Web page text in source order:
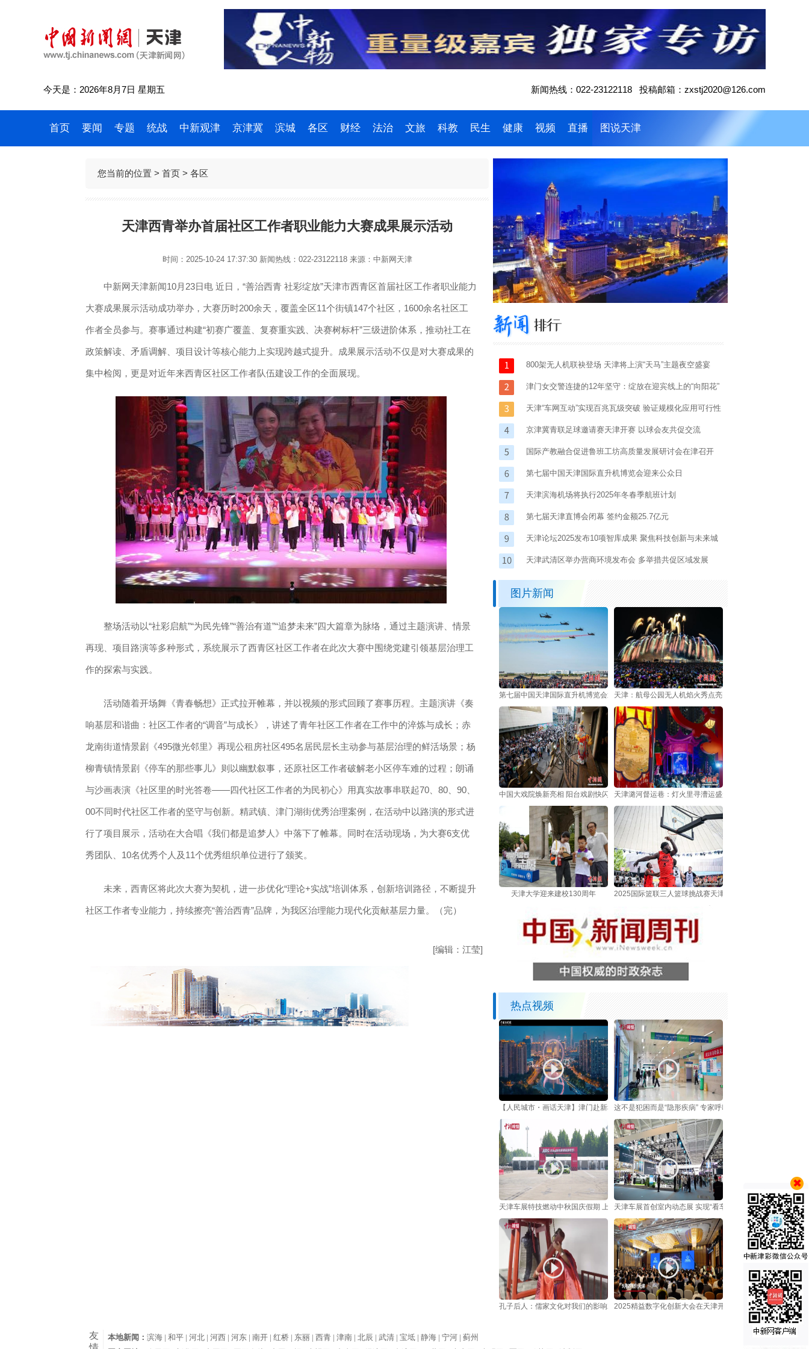
今天是：2026年8月7日 星期五 新闻热线：022-23122118 投稿邮箱：zxstj2020@126.com
首页 要闻 专题 统战 中新观津 京津冀 滨城 各区 财经 法治 文旅 科教 民生 健康 视频 直播 图说天津
您当前的位置 > 首页 > 各区
天津西青举办首届社区工作者职业能力大赛成果展示活动
时间：2025-10-24 17:37:30 新闻热线：022-23122118来源：中新网天津
中新网天津新闻10月23日电 近日，“善治西青 社彩绽放”天津市西青区首届社区工作者职业能力
大赛成果展示活动成功举办，大赛历时200余天，覆盖全区11个街镇147个社区，1600余名社区工
作者全员参与。赛事通过构建“初赛广覆盖、复赛重实践、决赛树标杆”三级进阶体系，推动社工在
政策解读、矛盾调解、项目设计等核心能力上实现跨越式提升。成果展示活动不仅是对大赛成果的
集中检阅，更是对近年来西青区社区工作者队伍建设工作的全面展现。
整场活动以“社彩启航”“为民先锋”“善治有道”“追梦未来”四大篇章为脉络，通过主题演讲、情景
再现、项目路演等多种形式，系统展示了西青区社区工作者在此次大赛中围绕党建引领基层治理工
作的探索与实践。
活动随着开场舞《青春畅想》正式拉开帷幕，并以视频的形式回顾了赛事历程。主题演讲《奏
响基层和谐曲：社区工作者的“调音”与成长》，讲述了青年社区工作者在工作中的淬炼与成长；赤
龙南街道情景剧《495微光邻里》再现公租房社区495名居民层长主动参与基层治理的鲜活场景；杨
柳青镇情景剧《停车的那些事儿》则以幽默叙事，还原社区工作者破解老小区停车难的过程；朗诵
与沙画表演《社区里的时光答卷——四代社区工作者的为民初心》用真实故事串联起70、80、90、
00不同时代社区工作者的坚守与创新。精武镇、津门湖街优秀治理案例，在活动中以路演的形式进
行了项目展示，活动在大合唱《我们都是追梦人》中落下了帷幕。同时在活动现场，为大赛6支优
秀团队、10名优秀个人及11个优秀组织单位进行了颁奖。
未来，西青区将此次大赛为契机，进一步优化“理论+实战”培训体系，创新培训路径，不断提升
社区工作者专业能力，持续擦亮“善治西青”品牌，为我区治理能力现代化贡献基层力量。（完）
[编辑：江莹]
800架无人机联袂登场 天津将上演“天马”主题夜空盛宴
津门女交警连捷的12年坚守：绽放在迎宾线上的“向阳花”
天津“车网互动”实现百兆瓦级突破 验证规模化应用可行性
京津冀青联足球邀请赛天津开赛 以球会友共促交流
国际产教融合促进鲁班工坊高质量发展研讨会在津召开
第七届中国天津国际直升机博览会迎来公众日
天津滨海机场将执行2025年冬春季航班计划
第七届天津直博会闭幕 签约金额25.7亿元
天津论坛2025发布10项智库成果 聚焦科技创新与未来城
市
天津武清区举办营商环境发布会 多举措共促区域发展
图片新闻
第七届中国天津国际直升机博览会迎来公众日天津：航母公园无人机焰火秀点亮国庆假期夜空
中国大戏院焕新亮相 阳台戏剧快闪重现天津摩登时代声韵天津潞河督运巷：灯火里寻漕运盛景 街巷中品津门烟火
天津大学迎来建校130周年 2025国际篮联三人篮球挑战赛天津站开赛
热点视频
【人民城市・画话天津】津门赴新程 津韵展华章这不是犯困而是“隐形疾病” 专家呼吁关注发作性睡病
天津车展特技燃动中秋国庆假期 上演现实版“速度与激情”天津车展首创室内动态展 实现“看车试驾一体化”
孔子后人：儒家文化对我们的影响就是让我们做好人2025精益数字化创新大会在天津开幕
友
本地新闻： 滨海 |和平 |河北 |河西 |河东 |南开 |红桥 | 东丽 |西青 |津南 |北辰 |武清 |宝坻 |静海 |宁河 |蓟州